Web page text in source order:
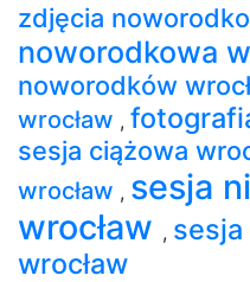
zdjęcia
noworodkowa
noworodków
wrocław ,
sesja ciążowa
wrocław , sesja
wrocław ,
wrocław